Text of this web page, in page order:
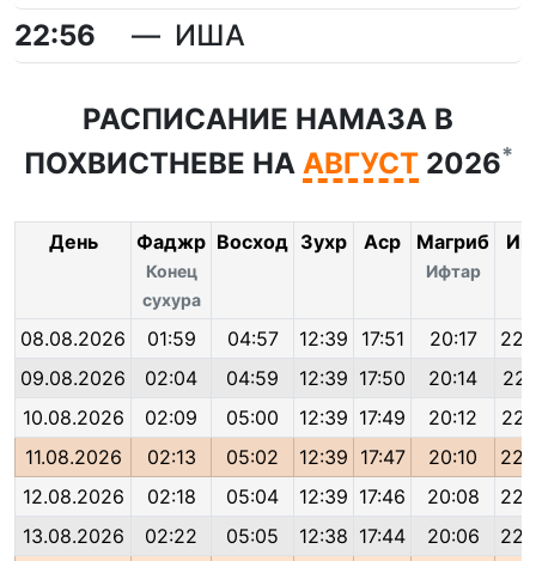
22:56 ИША
РАСПИСАНИЕ НАМАЗА В
ПОХВИСТНЕВЕ НА АВГУСТ 2026*
День Фаджр
Конец
сухура
Восход Зухр Аср Магриб
Ифтар
08.08.2026 01:59 04:57 12:39 17:51 20:17
09.08.2026
02:04 04:59 12:39 17:50 20:14
10.08.2026
02:09 05:00 12:39 17:49 20:12
11.08.2026
02:13 05:02 12:39 17:47 20:10
12.08.2026
02:18 05:04 12:39 17:46 20:08
13.08.2026
02:22 05:05 12:38 17:44 20:06